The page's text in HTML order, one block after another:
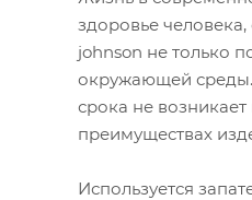
здоровье
johnson не только
окружающей среды.
срока не
преимуществах
Используется